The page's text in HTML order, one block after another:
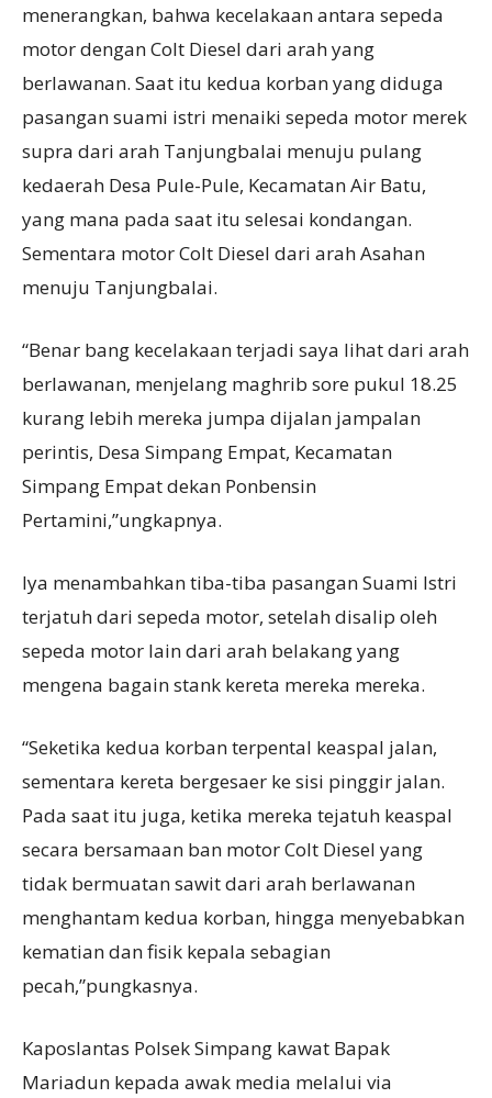
menerangkan, bahwa kecelakaan antara sepeda
motor dengan Colt Diesel dari arah yang
berlawanan. Saat itu kedua korban yang diduga
pasangan suami istri menaiki sepeda motor merek
supra dari arah Tanjungbalai menuju pulang
kedaerah Desa Pule-Pule, Kecamatan Air Batu,
yang mana pada saat itu selesai kondangan.
Sementara motor Colt Diesel dari arah Asahan
menuju Tanjungbalai.
“Benar bang kecelakaan terjadi saya lihat dari arah
berlawanan, menjelang maghrib sore pukul 18.25
kurang lebih mereka jumpa dijalan jampalan
perintis, Desa Simpang Empat, Kecamatan
Simpang Empat dekan Ponbensin
Pertamini,”ungkapnya.
Iya menambahkan tiba-tiba pasangan Suami Istri
terjatuh dari sepeda motor, setelah disalip oleh
sepeda motor lain dari arah belakang yang
mengena bagain stank kereta mereka mereka.
“Seketika kedua korban terpental keaspal jalan,
sementara kereta bergesaer ke sisi pinggir jalan.
Pada saat itu juga, ketika mereka tejatuh keaspal
secara bersamaan ban motor Colt Diesel yang
tidak bermuatan sawit dari arah berlawanan
menghantam kedua korban, hingga menyebabkan
kematian dan fisik kepala sebagian
pecah,”pungkasnya.
Kaposlantas Polsek Simpang kawat Bapak
Mariadun kepada awak media melalui via